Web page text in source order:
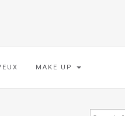
MAKE UP